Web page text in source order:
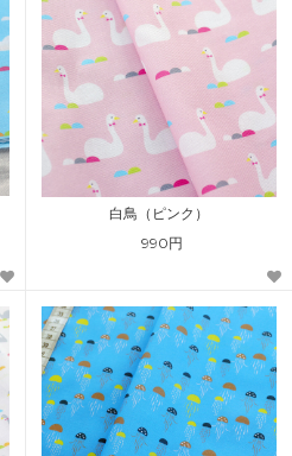
白鳥（ピンク）
990円